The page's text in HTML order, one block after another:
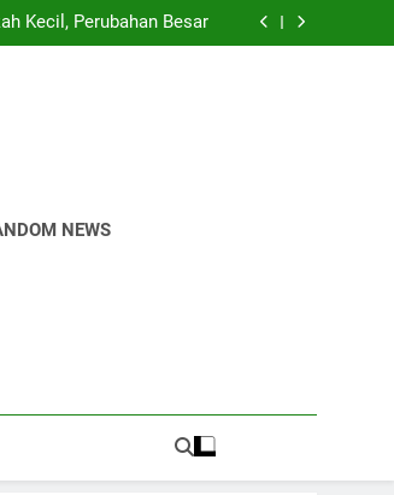
Kecil, Perubahan Besar
Bold and the Beautiful
NEWS